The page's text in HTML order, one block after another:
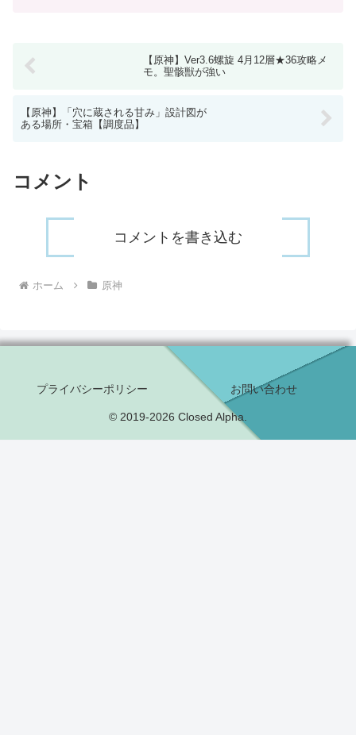
【原神】Ver3.6螺旋 4月12層★36攻略メ
モ。聖骸獣が強い
【原神】「穴に蔵される甘み」設計図が
ある場所・宝箱【調度品】
コメント
コメントを書き込む
ホーム 原神
プライバシーポリシー お問い合わせ
© 2019-2026 Closed Alpha.